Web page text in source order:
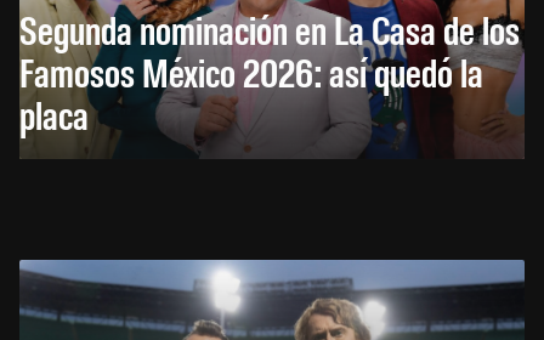
Segunda nominación en La Casa de los
Famosos México 2026: así quedó la
placa